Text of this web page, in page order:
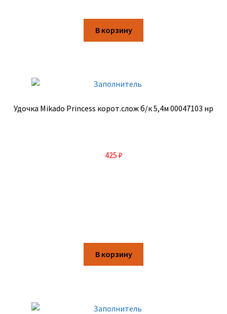
В корзину
Удочка Mikado Princess корот.слож б/к 5,4м 00047103 нр
425 ₽
В корзину